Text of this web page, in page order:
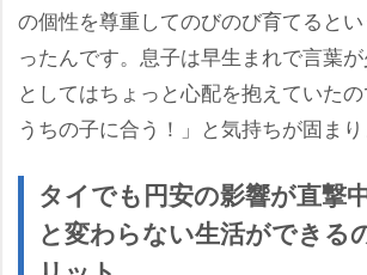
の個性を尊重してのびのび育てると
ったんです。息子は早生まれで言葉
としてはちょっと心配を抱えていた
うちの子に合う！」と気持ちが固まり
タイでも円安の影響が直撃
と変わらない生活ができる